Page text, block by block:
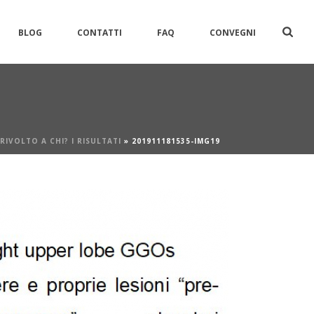
BLOG CONTATTI FAQ CONVEGNI
A CHI? I RISULTATI » 201911181535-IMG19